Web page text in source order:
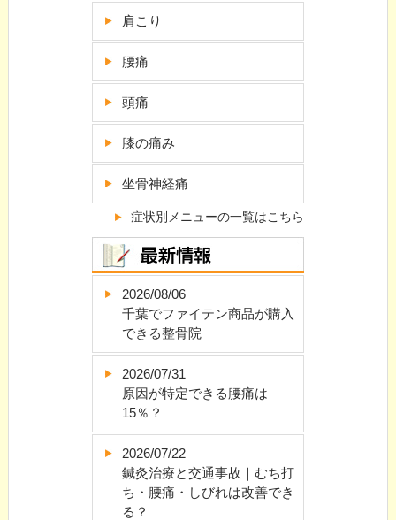
肩こり
腰痛
頭痛
膝の痛み
坐骨神経痛
症状別メニューの一覧はこちら
2026/08/06
千葉でファイテン商品が購入
できる整骨院
2026/07/31
原因が特定できる腰痛は
15％？
2026/07/22
鍼灸治療と交通事故｜むち打
ち・腰痛・しびれは改善でき
る？